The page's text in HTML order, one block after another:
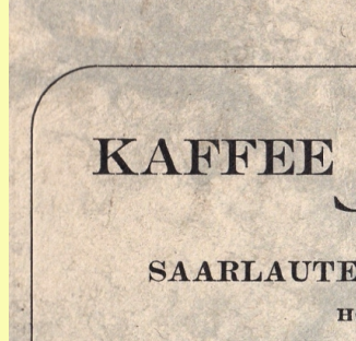
Teilen